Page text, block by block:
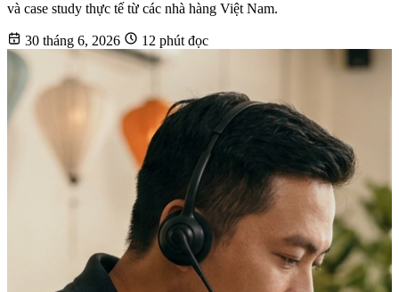
và case study thực tế từ các nhà hàng Việt Nam.
30 tháng 6, 2026 12 phút đọc